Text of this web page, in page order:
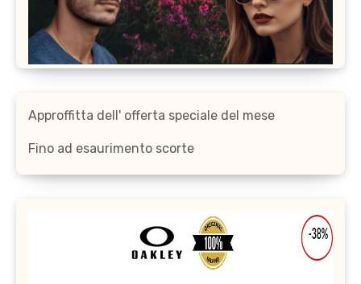
Approffitta dell' offerta speciale del mese
Fino ad esaurimento scorte